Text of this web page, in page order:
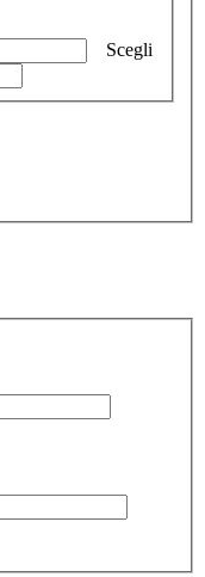
Scegli